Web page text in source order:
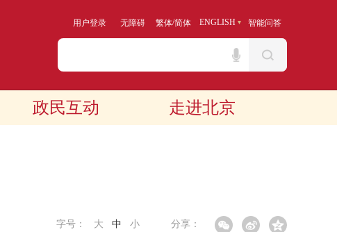
用户登录 无障碍 繁体/简体 ENGLISH 智能问答
政民互动 走进北京
分享：
字号： 大 中 小